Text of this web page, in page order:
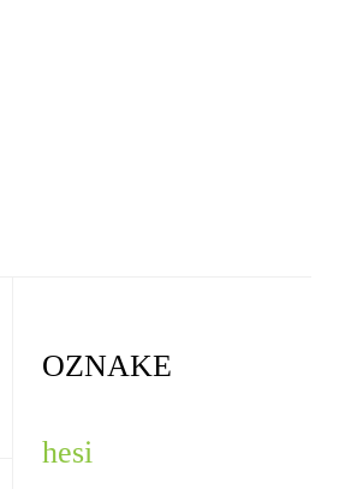
OZNAKE
hesi